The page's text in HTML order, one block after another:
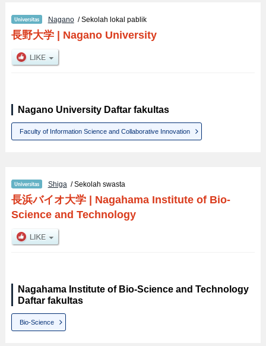
Nagano/ Sekolah lokal pablik
長野大学| Nagano University
Nagano University Daftar fakultas
Faculty of Information Science and Collaborative Innovation
Shiga/ Sekolah swasta
長浜バイオ大学| Nagahama Institute of Bio-
Science and Technology
Nagahama Institute of Bio-Science and Technology
Daftar fakultas
Bio-Science